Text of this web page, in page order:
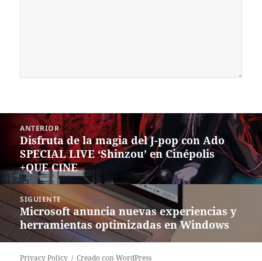
Navegación
entradas
ANTERIOR
Entrada
anterior:
Disfruta de la magia del J-pop con Ado
SPECIAL LIVE ‘Shinzou’ en Cinépolis
+QUE CINE
SIGUIENTE
Siguiente
entrada:
Microsoft anuncia nuevas experiencias y
herramientas optimizadas en Windows
Privacy Policy Creado con WordPress